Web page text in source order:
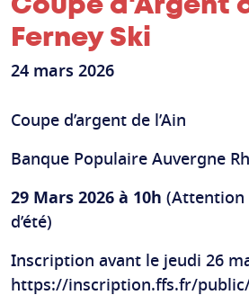
Ferney Ski
24 mars 2026
Coupe d’argent de l’Ain
Banque Populaire Auvergne
29 Mars 2026 à 10h (Attention
d’été)
Inscription avant le jeudi 26
https://inscription.ffs.fr/